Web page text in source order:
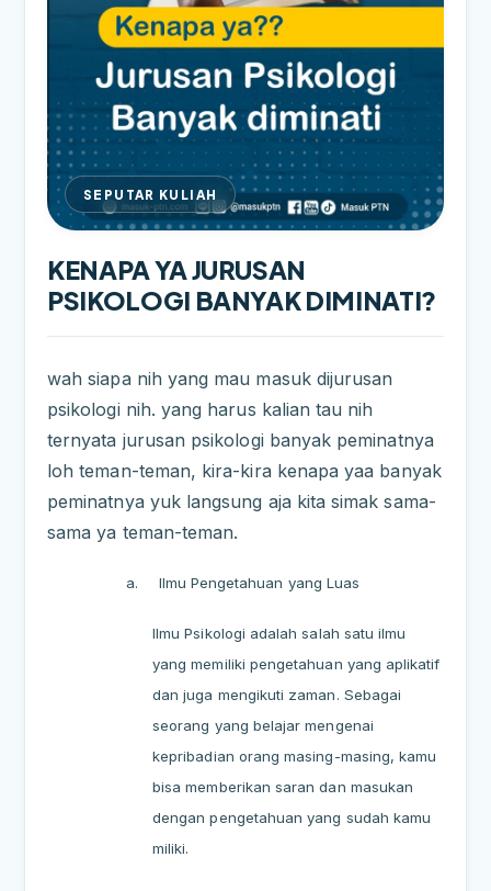
SEPUTAR KULIAH
KENAPA YA JURUSAN
PSIKOLOGI BANYAK DIMINATI?
wah siapa nih yang mau masuk dijurusan
psikologi nih. yang harus kalian tau nih
ternyata jurusan psikologi banyak peminatnya
loh teman-teman, kira-kira kenapa yaa banyak
peminatnya yuk langsung aja kita simak sama-
sama ya teman-teman.
a. Ilmu Pengetahuan yang Luas
Ilmu Psikologi adalah salah satu ilmu
yang memiliki pengetahuan yang aplikatif
dan juga mengikuti zaman. Sebagai
seorang yang belajar mengenai
kepribadian orang masing-masing, kamu
bisa memberikan saran dan masukan
dengan pengetahuan yang sudah kamu
miliki.